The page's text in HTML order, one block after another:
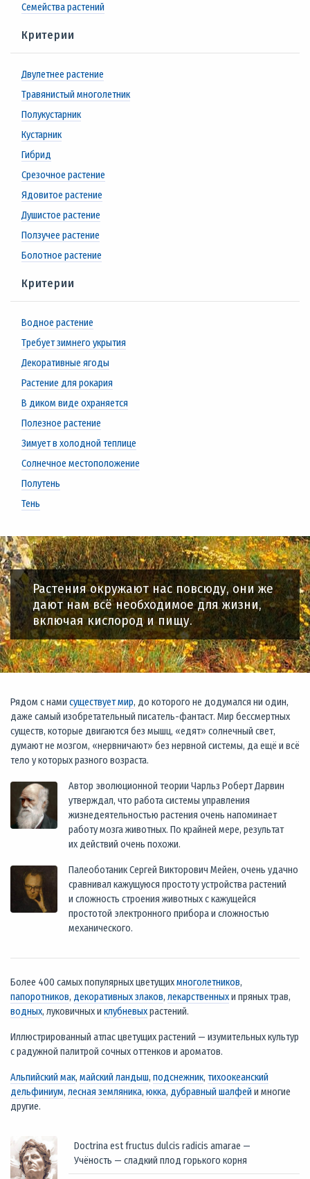
Семейства растений
Критерии
Двулетнее растение
Травянистый многолетник
Полукустарник
Кустарник
Гибрид
Срезочное растение
Ядовитое растение
Душистое растение
Ползучее растение
Болотное растение
Критерии
Водное растение
Требует зимнего укрытия
Декоративные ягоды
Растение для рокария
В диком виде охраняется
Полезное растение
Зимует в холодной теплице
Солнечное местоположение
Полутень
Тень
Растения окружают нас повсюду, они же
дают нам всё необходимое для жизни,
включая кислород и пищу.
Рядом с нами существует мир, до которого не додумался ни один,
даже самый изобретательный писатель-фантаст. Мир бессмертных
существ, которые двигаются без мышц, «едят» солнечный свет,
думают не мозгом, «нервничают» без нервной системы, да ещё и всё
тело у которых разного возраста.
Автор эволюционной теории Чарльз Роберт Дарвин
утверждал, что работа системы управления
жизнедеятельностью растения очень напоминает
работу мозга животных. По крайней мере, результат
их действий очень похожи.
Палеоботаник Сергей Викторович Мейен, очень удачно
сравнивал кажущуюся простоту устройства растений
и сложность строения животных с кажущейся
простотой электронного прибора и сложностью
механического.
Более 400 самых популярных цветущихмноголетников,
папоротников, декоративных злаков, лекарственныхи пряных трав,
водных, луковичных и клубневыхрастений.
Иллюстрированный атлас цветущих растений — изумительных культур
с радужной палитрой сочных оттенков и ароматов.
Альпийский мак, майский ландыш, подснежник, тихоокеанский
дельфиниум, лесная земляника, юкка, дубравный шалфей и многие
другие.
Doctrina est fructus dulcis radicis amarae —
Учёность — сладкий плод горького корня